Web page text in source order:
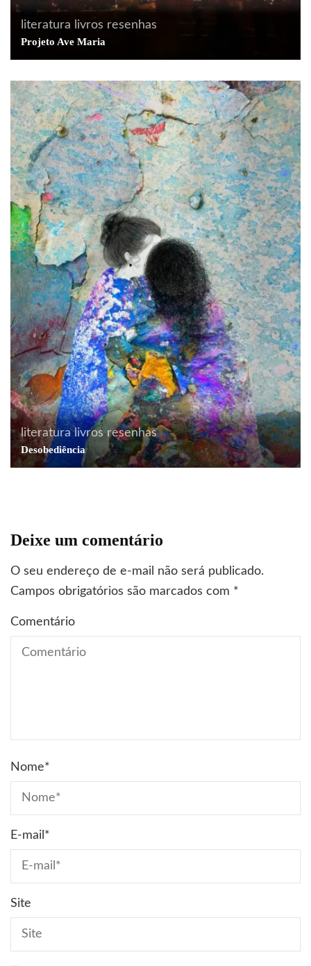
literatura livros resenhas
Projeto Ave Maria
literatura livros resenhas
Desobediência
Deixe um comentário
O seu endereço de e-mail não será publicado.
Campos obrigatórios são marcados com *
Comentário
Nome*
E-mail *
Site